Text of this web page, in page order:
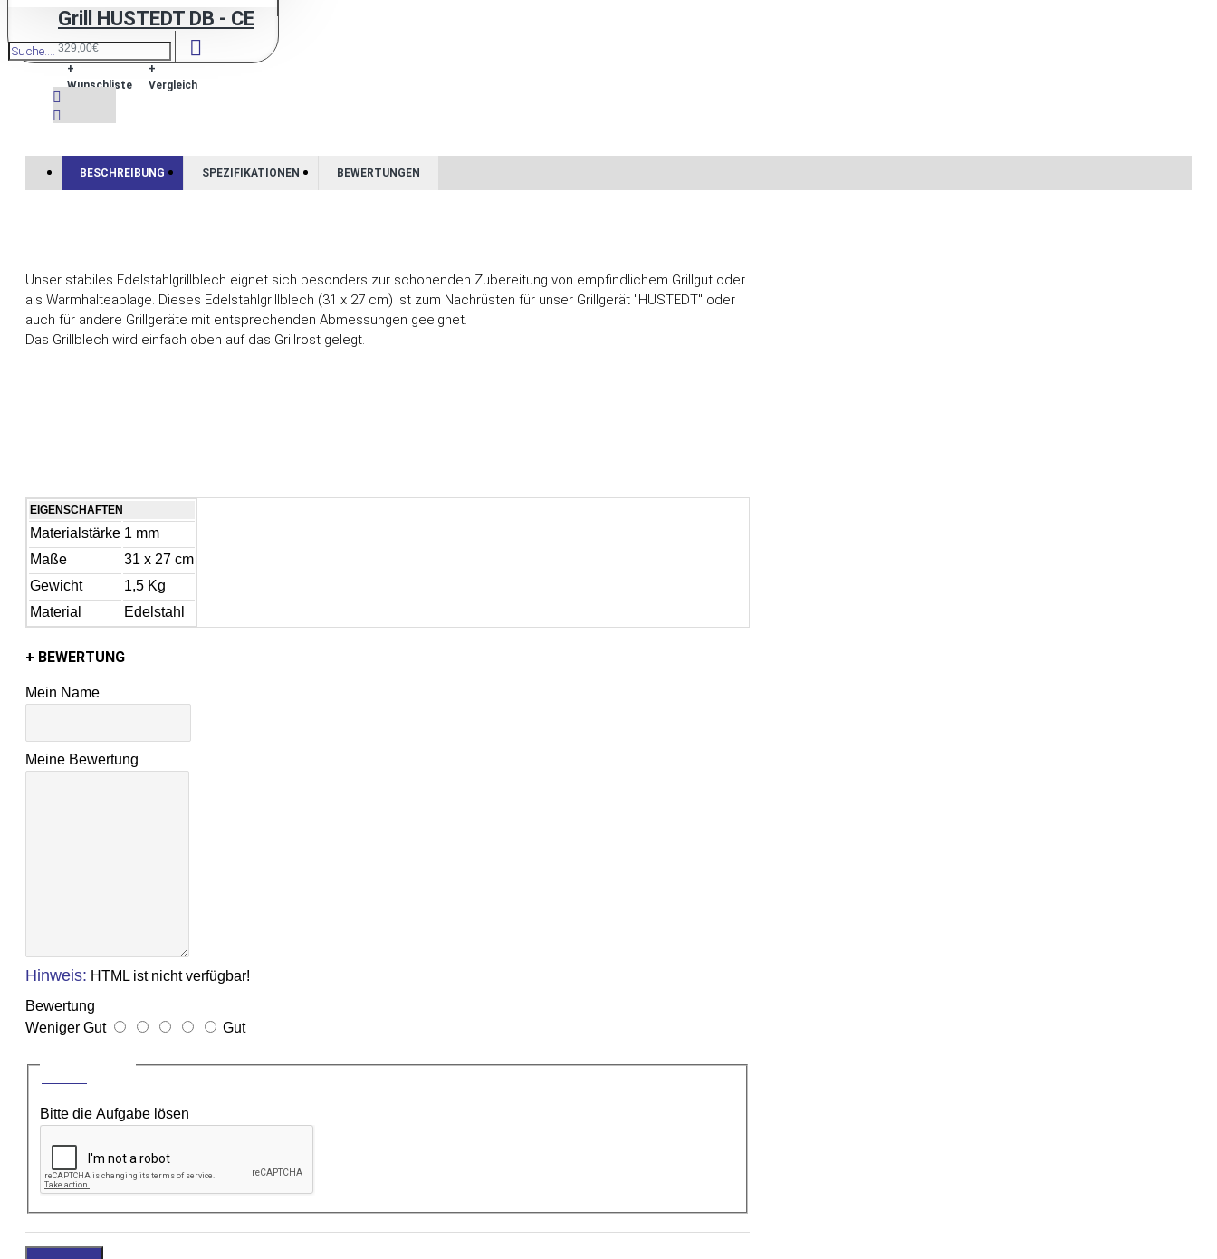
Grill HUSTEDT DB - CE
329,00€
+
Wunschliste
+
Vergleich
BESCHREIBUNG SPEZIFIKATIONEN BEWERTUNGEN
Unser stabiles Edelstahlgrillblech eignet sich besonders zur schonenden Zubereitung von empfindlichem Grillgut oder
als Warmhalteablage. Dieses Edelstahlgrillblech (31 x 27 cm) ist zum Nachrüsten für unser Grillgerät "HUSTEDT" oder
auch für andere Grillgeräte mit entsprechenden Abmessungen geeignet.
Das Grillblech wird einfach oben auf das Grillrost gelegt.
EIGENSCHAFTEN
Materialstärke 1 mm
Maße
31 x 27 cm
Gewicht
1,5 Kg
Material
Edelstahl
+ BEWERTUNG
Mein Name
Meine Bewertung
Hinweis: HTML ist nicht verfügbar!
Bewertung
Weniger Gut
Gut
Bitte die Aufgabe lösen